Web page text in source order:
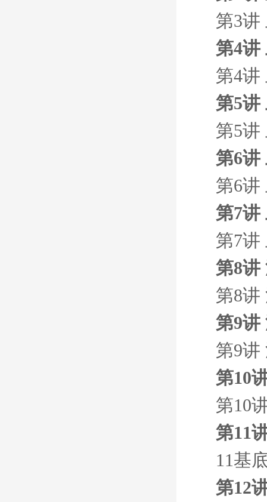
第3讲
第4讲
第4讲
第5讲
第5讲
第6讲
第6讲
第7讲
第7讲
第8讲
第8讲
第9讲
第9讲
第10
第10
第11
11基
第12